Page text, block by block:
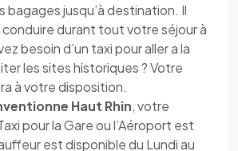
bagages jusqu’à destination. Il
durant tout votre séjour à
besoin d’un taxi pour aller a la
les sites historiques ? Votre
à votre disposition.
Haut Rhin, votre
pour la Gare ou l’Aéroport est
est disponible du Lundi au